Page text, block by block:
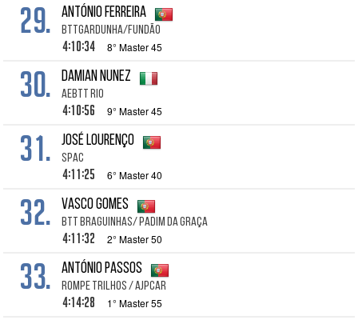
29. António Ferreira
BTTGARDUNHA/FUNDÃO
4:10:34 8° Master 45
30. Damian Nunez
AEBTT Rio
4:10:56 9° Master 45
31. José Lourenço
SPAC
4:11:25 6° Master 40
32. Vasco Gomes
BTT Braguinhas/ Padim da Graça
4:11:32 2° Master 50
33. António Passos
Rompe Trilhos / Ajpcar
4:14:28 1° Master 55